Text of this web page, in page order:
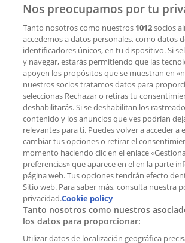
Contacto comercial y de
Tienda mal colocada en el mapa
Notificar un folleto
¿Encontraste un problema en la
aplicación?
Índices
Marcas
Marcas locales
Negocios
Negocios cercanos
Productos
Productos locales
Nos preocupamos por tu
Tanto nosotros como nuestros 1012socios
accedemos a datos personales, como datos
identificadores únicos, en tu dispositivo. Si
y navegar, estarás permitiendo que las
apoyen los propósitos que se muestran en
nuestros socios tratamos datos para
seleccionas Rechazar o retiras tu
deshabilitarás. Si se deshabilitan los
contenido y los anuncios que ves podrían
relevantes para ti. Puedes volver a acceder a
cambiar tus opciones o retirar el
momento haciendo clic en el enlace
preferencias» que aparece en el en la parte
página web. Tus opciones tendrán efecto
Sitio web. Para saber más, consulta nuestra
privacidad.Cookie policy
Tanto nosotros como nuestros
los datos para proporcionar:
Utilizar datos de localización geográfica